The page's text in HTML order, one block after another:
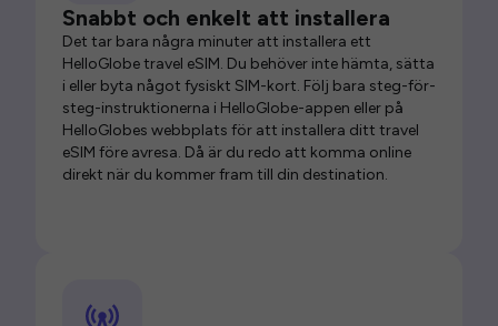
Snabbt och enkelt att installera
Det tar bara några minuter att installera ett
HelloGlobe travel eSIM. Du behöver inte hämta, sätta
i eller byta något fysiskt SIM-kort. Följ bara steg-för-
steg-instruktionerna i HelloGlobe-appen eller på
HelloGlobes webbplats för att installera ditt travel
eSIM före avresa. Då är du redo att komma online
direkt när du kommer fram till din destination.